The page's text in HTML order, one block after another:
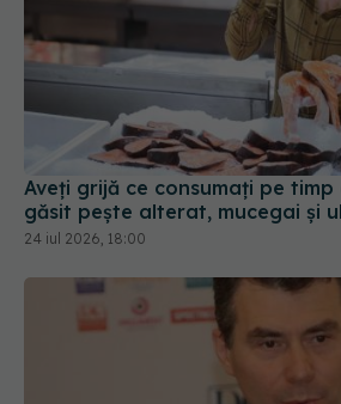
Aveți grijă ce consumați pe timp
găsit pește alterat, mucegai și
24 iul 2026, 18:00